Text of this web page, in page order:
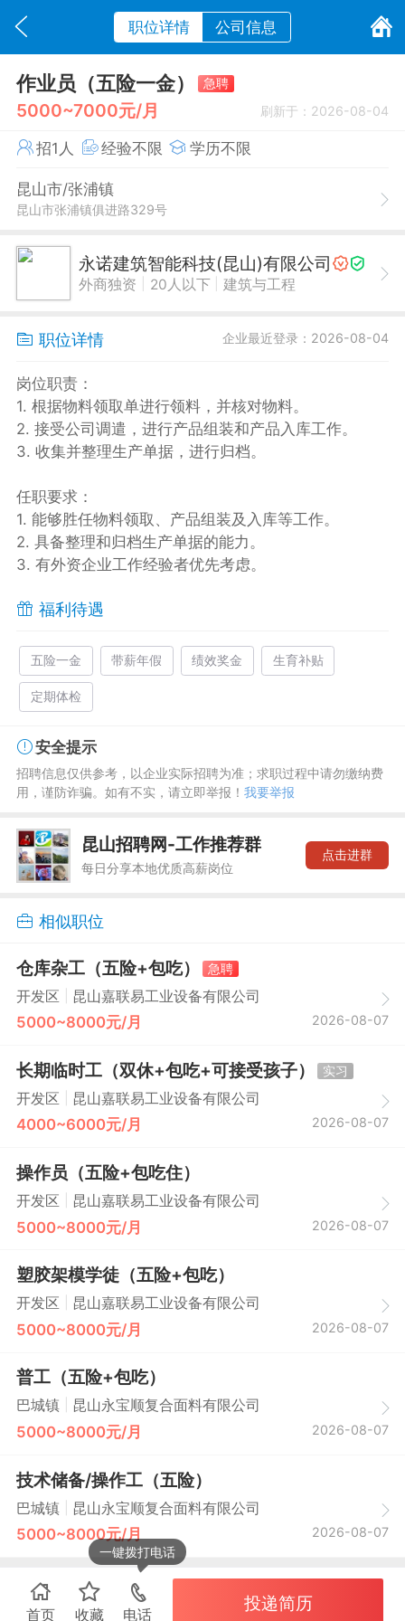
职位详情 公司信息
作业员（五险一金） 急聘
5000~7000元/月 刷新于：2026-08-04
招1人 经验不限 学历不限
昆山市/张浦镇
昆山市张浦镇俱进路329号
永诺建筑智能科技(昆山)有限公司
外商独资 20人以下 建筑与工程
职位详情 企业最近登录：2026-08-04
岗位职责：
1. 根据物料领取单进行领料，并核对物料。
2. 接受公司调遣，进行产品组装和产品入库工作。
3. 收集并整理生产单据，进行归档。
任职要求：
1. 能够胜任物料领取、产品组装及入库等工作。
2. 具备整理和归档生产单据的能力。
3. 有外资企业工作经验者优先考虑。
福利待遇
五险一金 带薪年假 绩效奖金 生育补贴
定期体检
安全提示
招聘信息仅供参考，以企业实际招聘为准；求职过程中请勿缴纳费
用，谨防诈骗。如有不实，请立即举报！ 我要举报
昆山招聘网-工作推荐群
每日分享本地优质高薪岗位
点击进群
相似职位
仓库杂工（五险+包吃）
急聘
开发区
昆山嘉联易工业设备有限公司
5000~8000元/月 2026-08-07
长期临时工（双休+包吃+可接受孩子）
实习
开发区
昆山嘉联易工业设备有限公司
4000~6000元/月 2026-08-07
操作员（五险+包吃住）
开发区 昆山嘉联易工业设备有限公司
5000~8000元/月 2026-08-07
塑胶架模学徒（五险+包吃）
开发区 昆山嘉联易工业设备有限公司
5000~8000元/月 2026-08-07
普工（五险+包吃）
巴城镇 昆山永宝顺复合面料有限公司
5000~8000元/月 2026-08-07
技术储备/操作工（五险）
巴城镇 昆山永宝顺复合面料有限公司
5000~8000元/月 2026-08-07
首页 收藏 电话
一键拨打电话
投递简历